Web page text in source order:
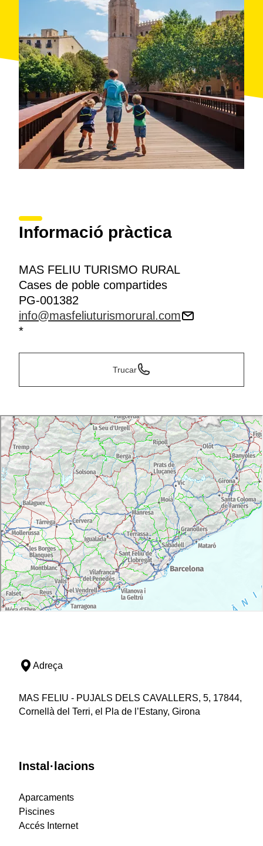
Costa Brava.
Informació pràctica
MAS FELIU TURISMO RURAL
Cases de poble compartides
PG-001382
info@masfeliuturismorural.com
*
Trucar
Adreça
MAS FELIU - PUJALS DELS CAVALLERS, 5, 17844,
Cornellà del Terri, el Pla de l’Estany, Girona
Instal·lacions
Aparcaments
Piscines
Accés Internet